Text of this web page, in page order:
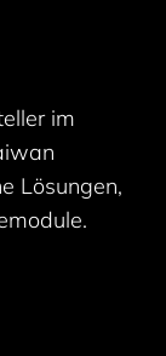
im
Lösungen,